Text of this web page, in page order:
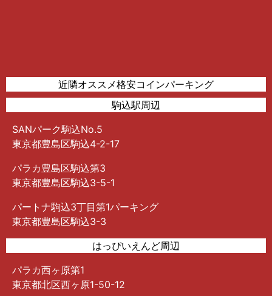
近隣オススメ格安コインパーキング
駒込駅周辺
SANパーク駒込No.5
東京都豊島区駒込4-2-17
パラカ豊島区駒込第3
東京都豊島区駒込3-5-1
パートナ駒込3丁目第1パーキング
東京都豊島区駒込3-3
はっぴいえんど周辺
パラカ西ヶ原第1
東京都北区西ヶ原1-50-12